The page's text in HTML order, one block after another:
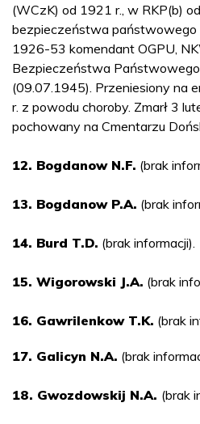
(WCzK) od 1921 r., w RKP(b)
bezpieczeństwa
1926-53 komendant OGPU,
Bezpieczeństwa Państwowego
(09.07.1945). Przeniesiony na
r. z powodu choroby. Zmarł 3
pochowany na Cmentarzu
12. Bogdanow N.F. (brak
13. Bogdanow P.A. (brak
14. Burd T.D. (brak informacji).
15. Wigorowski J.A. (brak
16. Gawrilenkow T.K. (brak
17. Galicyn N.A. (brak
18. Gwozdowskij N.A. (brak